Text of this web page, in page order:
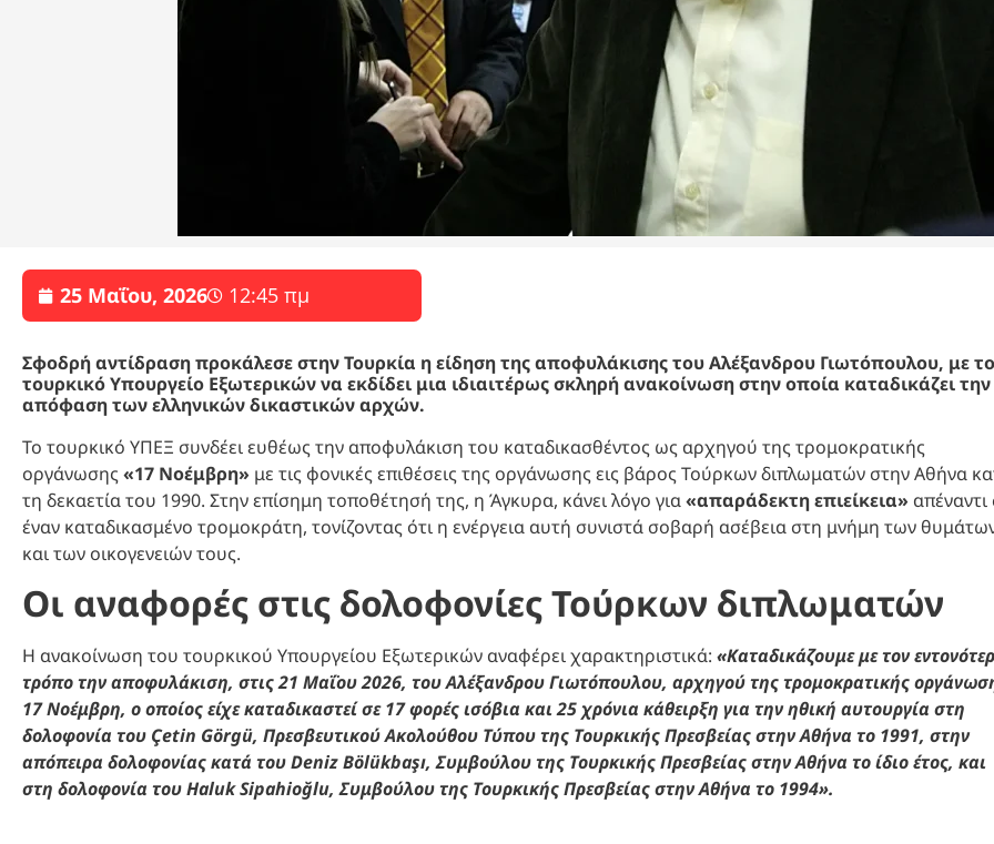
25 Μαΐου, 2026 12:45 πμ
Σφοδρή αντίδραση προκάλεσε στην Τουρκία η είδηση της αποφυλάκισης του Αλέξανδρου Γιωτόπουλου, με το
τουρκικό Υπουργείο Εξωτερικών να εκδίδει μια ιδιαιτέρως σκληρή ανακοίνωση στην οποία καταδικάζει την
απόφαση των ελληνικών δικαστικών αρχών.
Το τουρκικό ΥΠΕΞ συνδέει ευθέως την αποφυλάκιση του καταδικασθέντος ως αρχηγού της τρομοκρατικής
οργάνωσης «17 Νοέμβρη» με τις φονικές επιθέσεις της οργάνωσης εις βάρος Τούρκων διπλωματών στην Αθήνα
τη δεκαετία του 1990. Στην επίσημη τοποθέτησή της, η Άγκυρα, κάνει λόγο για«απαράδεκτη επιείκεια» απέναντι
έναν καταδικασμένο τρομοκράτη, τονίζοντας ότι η ενέργεια αυτή συνιστά σοβαρή ασέβεια στη μνήμη των
και των οικογενειών τους.
Οι αναφορές στις δολοφονίες Τούρκων διπλωματών
Η ανακοίνωση του τουρκικού Υπουργείου Εξωτερικών αναφέρει χαρακτηριστικά: «Καταδικάζουμε με τον
τρόπο την αποφυλάκιση, στις 21 Μαΐου 2026, του Αλέξανδρου Γιωτόπουλου, αρχηγού της τρομοκρατικής
17 Νοέμβρη, ο οποίος είχε καταδικαστεί σε 17 φορές ισόβια και 25 χρόνια κάθειρξη για την ηθική αυτουργία στη
δολοφονία του Çetin Görgü, Πρεσβευτικού Ακολούθου Τύπου της Τουρκικής Πρεσβείας στην Αθήνα το 1991, στην
απόπειρα δολοφονίας κατά του Deniz Bölükbaşı, Συμβούλου της Τουρκικής Πρεσβείας στην Αθήνα το ίδιο έτος, και
στη δολοφονία του Haluk Sipahioğlu, Συμβούλου της Τουρκικής Πρεσβείας στην Αθήνα το 1994».